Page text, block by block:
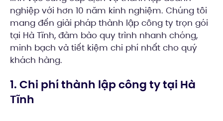
nghiệp với hơn 10 năm kinh nghiệm. Chúng tôi
mang đến giải pháp thành lập công ty trọn gói
tại Hà Tĩnh, đảm bảo quy trình nhanh chóng,
minh bạch và tiết kiệm chi phí nhất cho quý
khách hàng.
1. Chi phí thành lập công ty tại Hà
Tĩnh